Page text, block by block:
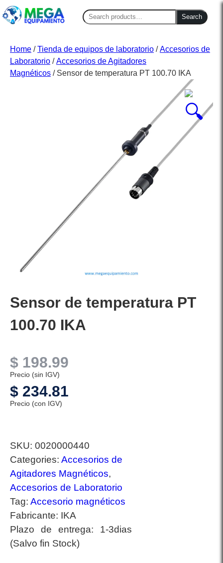
Search
for:
Search
Home /Tienda de equipos de laboratorio /Accesorios de
Laboratorio /Accesorios de Agitadores
Magnéticos / Sensor de temperatura PT 100.70 IKA
Sensor de temperatura PT
100.70 IKA
$ 198.99
Precio (sin IGV)
$ 234.81
Precio (con IGV)
SKU: 0020000440
Categories: Accesorios de
Agitadores Magnéticos,
Accesorios de Laboratorio
Tag: Accesorio magnéticos
Fabricante: IKA
Plazo de entrega: 1-3dias
(Salvo fin Stock)